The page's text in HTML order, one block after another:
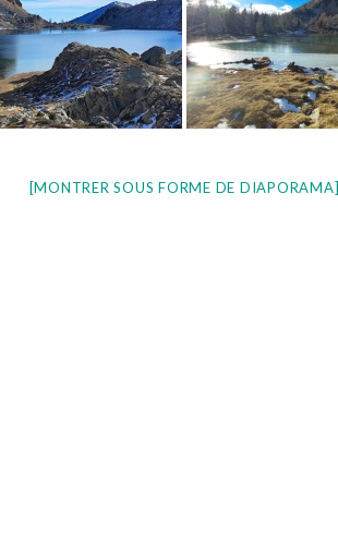
[MONTRER SOUS FORME DE DIAPORAMA]